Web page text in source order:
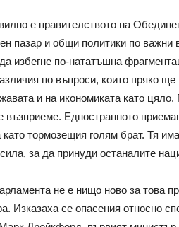
е правителството на
пазар и общи политики по важни
избегне по-нататъшна
по въпроси, които пряко
и на икономиката като
възприеме. Едностранното
тормозещия голям брат. Тя
за да принуди останалите
не е нищо ново за това
Изказаха се опасения относно